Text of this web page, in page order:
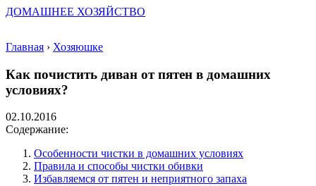
ДОМАШНЕЕ ХОЗЯЙСТВО
Главная › Хозяюшке
Как почистить диван от пятен в домашних
условиях?
02.10.2016
Содержание:
Особенности чистки в домашних условиях
Правила и способы чистки обивки
Избавляемся от пятен и неприятного запаха